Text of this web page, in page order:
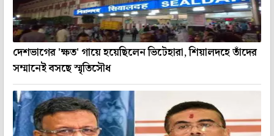
দেশভাগের 'ক্ষত' গায়ে হয়েছিলেন ভিটেহারা, শিয়ালদহে তাঁদের
সম্মানেই বসছে স্মৃতিসৌধ